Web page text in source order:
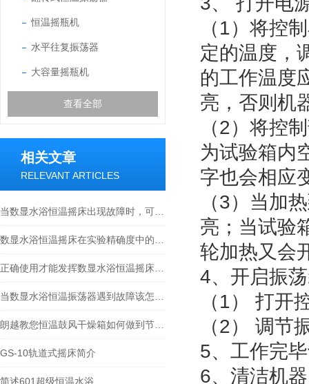
恒温摇瓶机
水平往复振荡器
大容量摇瓶机
查看全部
相关文章
RELEVANT ARTICLES
GS-10轨道式摇床简介
简述601超级恒温水浴
（1）将控
定的温度，
的工作温度
亮，否则机
（2）将控
为试验箱内
字也会相应
（3）当加
亮；当试验
轮加热又会
4、开启振
（1） 打开
（2） 调节
5、工作完
6、清洁机